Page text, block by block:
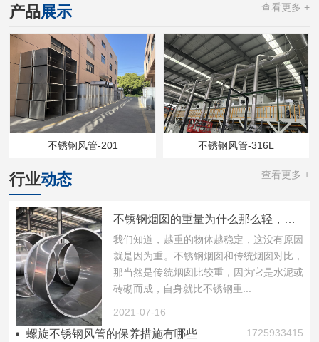
产品展示 查看更多 +
不锈钢风管-201 不锈钢风管-316L
行业动态 查看更多 +
不锈钢烟囱的重量为什么那么轻，功能还那么好?
我们知道，越重的物体越稳定，这没有原因
就是因为重。不锈钢烟囱和传统烟囱对比，
那当然是传统烟囱比较重，因为它是水泥或
砖砌而成，自身就比不锈钢重...
2021-07-16
螺旋不锈钢风管的保养措施有哪些 1725933415